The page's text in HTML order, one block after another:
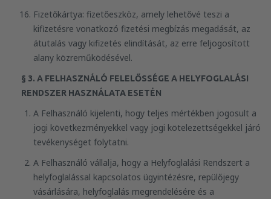
Fizetőkártya: fizetőeszköz, amely lehetővé teszi a
kifizetésre vonatkozó fizetési megbízás megadását, az
átutalás vagy kifizetés elindítását, az erre feljogosított
alany közreműködésével.
§ 3. A FELHASZNÁLÓ FELELŐSSÉGE A HELYFOGLALÁSI
RENDSZER HASZNÁLATA ESETÉN
A Felhasználó kijelenti, hogy teljes mértékben jogosult a
jogi következményekkel vagy jogi kötelezettségekkel járó
tevékenységet folytatni.
A Felhasználó vállalja, hogy a Helyfoglalási Rendszert a
helyfoglalással kapcsolatos ügyintézésre, repülőjegy
vásárlására, helyfoglalás megrendelésére és a